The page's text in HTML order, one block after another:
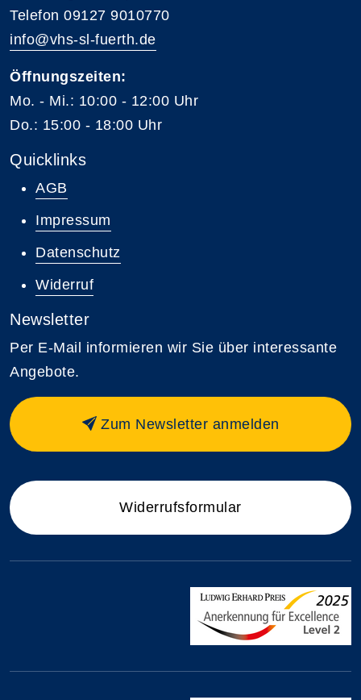
Telefon 09127 9010770
info@vhs-sl-fuerth.de
Öffnungszeiten:
Mo. - Mi.: 10:00 - 12:00 Uhr
Do.: 15:00 - 18:00 Uhr
Quicklinks
AGB
Impressum
Datenschutz
Widerruf
Newsletter
Per E-Mail informieren wir Sie über interessante
Angebote.
Zum Newsletter anmelden
Widerrufsformular